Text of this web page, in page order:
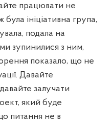
працювати не
була ініціативна група,
подала на
зупинилися з ним,
показало, що не
Давайте
залучати
який буде
питання не в